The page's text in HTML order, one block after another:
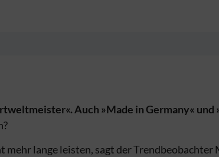
Auch »Made in Germany« und
lange lei­sten, sagt der Trendbeobachter